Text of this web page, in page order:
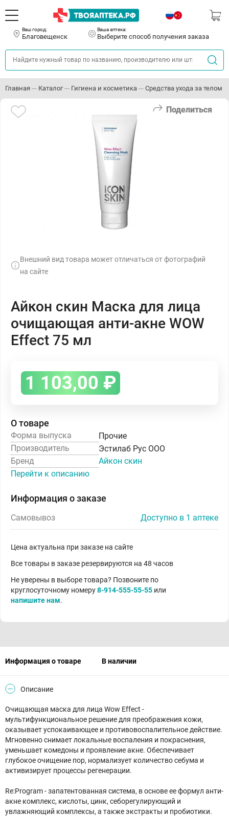
Ваш город:
Благовещенск
Ваша аптека:
Выберите способ получения заказа
Главная Каталог Гигиена и косметика Средства ухода за телом
Поделиться
Внешний вид товара может отличаться от фотографий
на сайте
Айкон скин Маска для лица
очищающая анти-акне WOW
Effect 75 мл
1 103,00 ₽
О товаре
Форма выпуска
Прочие
Производитель
Эстилаб Рус ООО
Бренд
Айкон скин
Перейти к описанию
Информация о заказе
Самовывоз Доступно в 1 аптеке
Цена актуальна при заказе на сайте
Все товары в заказе резервируются на 48 часов
Не уверены в выборе товара? Позвоните по
круглосуточному номеру8-914-555-55-55 или
напишите нам.
Информация о товаре В наличии
Описание
Очищающая маска для лица Wow Effect -
мультифункциональное решение для преображения кожи,
оказывает успокаивающее и противовоспалительное действие.
Мгновенно снимает локальные воспаления и покраснения,
уменьшает комедоны и проявление акне. Обеспечивает
глубокое очищение пор, нормализует количество себума и
активизирует процессы регенерации.
Re:Program - запатентованная система, в основе ее формул анти-
акне комплекс, кислоты, цинк, себорегулирующий и
увлажняющий комплексы, а также экстракты и пробиотики.